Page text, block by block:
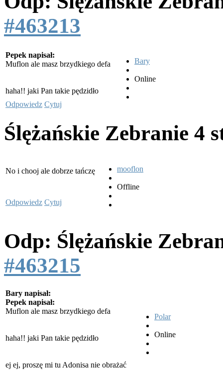
#463213
Pepek napisał:
Muflon ale masz brzydkiego defa
haha!! jaki Pan takie pędzidło
Bary
Online
Odpowiedz Cytuj
Ślężańskie Zebranie 4
No i chooj ale dobrze tańczę mooflon
Offline
Odpowiedz Cytuj
Odp: Ślężańskie
#463215
Bary napisał:
Pepek napisał:
Muflon ale masz brzydkiego defa
haha!! jaki Pan takie pędzidło
ej ej, proszę mi tu Adonisa nie obrażać
Polar
Online